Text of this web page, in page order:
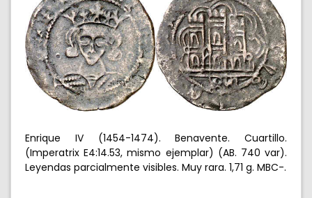
Enrique IV (1454-1474). Benavente. Cuartillo.
(Imperatrix E4:14.53, mismo ejemplar) (AB. 740 var).
Leyendas parcialmente visibles. Muy rara. 1,71 g. MBC-.